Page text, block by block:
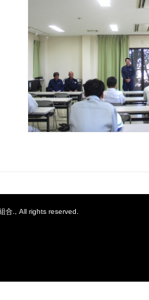
合., All rights reserved.